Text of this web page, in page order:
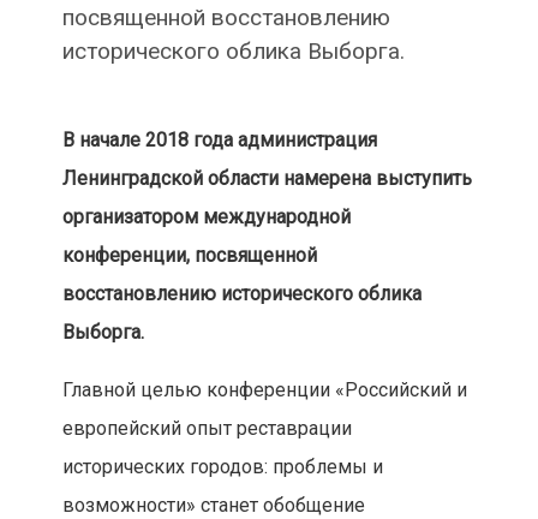
посвященной восстановлению
исторического облика Выборга.
В начале 2018 года администрация
Ленинградской области намерена выступить
организатором международной
конференции, посвященной
восстановлению исторического облика
Выборга.
Главной целью конференции «Российский и
европейский опыт реставрации
исторических городов: проблемы и
возможности» станет обобщение